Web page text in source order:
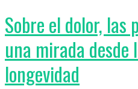
Sobre el dolor, las
una mirada desde
longevidad